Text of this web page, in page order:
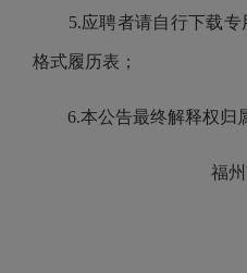
5.应聘者请自行下载
格式履历表；
6.本公告最终解释权归
福